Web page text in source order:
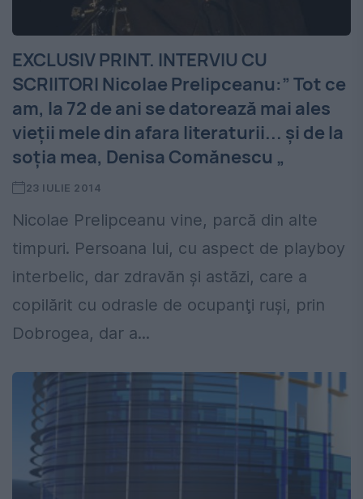
EXCLUSIV PRINT. INTERVIU CU
SCRIITORI Nicolae Prelipceanu:” Tot ce
am, la 72 de ani se datorează mai ales
vieții mele din afara literaturii... şi de la
soția mea, Denisa Comănescu „
23 IULIE 2014
Nicolae Prelipceanu vine, parcă din alte
timpuri. Persoana lui, cu aspect de playboy
interbelic, dar zdravăn şi astăzi, care a
copilărit cu odrasle de ocupanţi ruşi, prin
Dobrogea, dar a...